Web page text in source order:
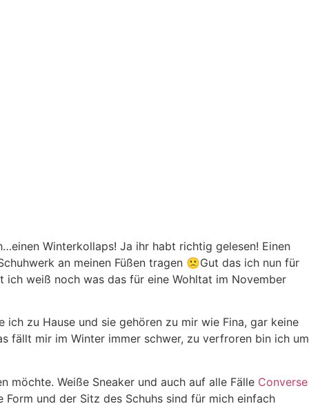
Winterkollaps! Ja ihr habt richtig gelesen! Einen
an meinen Füßen tragen 🙁Gut das ich nun für
ich weiß noch was das für eine Wohltat im November
ich zu Hause und sie gehören zu mir wie Fina, gar keine
fällt mir im Winter immer schwer, zu verfroren bin ich um
möchte. Weiße Sneaker und auch auf alle Fälle Converse
Form und der Sitz des Schuhs sind für mich einfach